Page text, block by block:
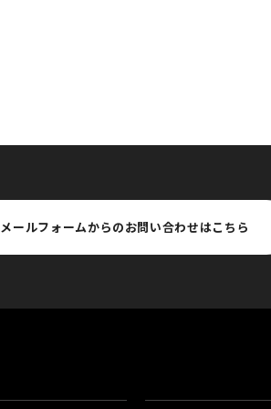
メールフォームからのお問い合わせはこちら